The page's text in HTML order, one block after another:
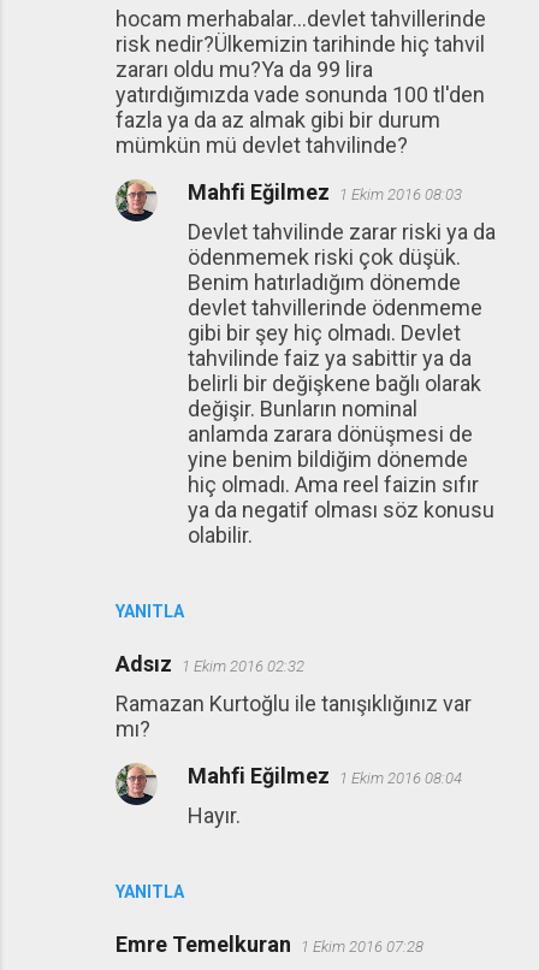
hocam merhabalar...devlet tahvillerinde
risk nedir?Ülkemizin tarihinde hiç tahvil
zararı oldu mu?Ya da 99 lira
yatırdığımızda vade sonunda 100 tl'den
fazla ya da az almak gibi bir durum
mümkün mü devlet tahvilinde?
YANITLA
Mahfi Eğilmez 1 Ekim 2016 08:03
Devlet tahvilinde zarar riski ya da
ödenmemek riski çok düşük.
Benim hatırladığım dönemde
devlet tahvillerinde ödenmeme
gibi bir şey hiç olmadı. Devlet
tahvilinde faiz ya sabittir ya da
belirli bir değişkene bağlı olarak
değişir. Bunların nominal
anlamda zarara dönüşmesi de
yine benim bildiğim dönemde
hiç olmadı. Ama reel faizin sıfır
ya da negatif olması söz konusu
olabilir.
Adsız 1 Ekim 2016 02:32
Ramazan Kurtoğlu ile tanışıklığınız var
mı?
YANITLA
Mahfi Eğilmez 1 Ekim 2016 08:04
Hayır.
Emre Temelkuran 1 Ekim 2016 07:28